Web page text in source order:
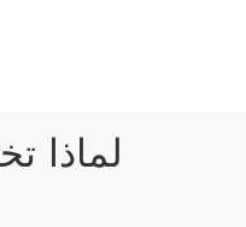
لماذا